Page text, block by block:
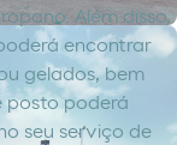
Além disso,
encontrar
gelados, bem
posto poderá
seu serviço de